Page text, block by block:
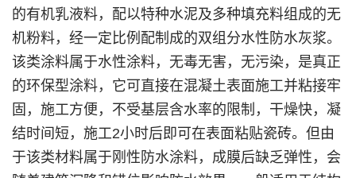
的有机乳液料，配以特种水泥及多种填充料组成的无
机粉料，经一定比例配制成的双组分水性防水灰浆。
该类涂料属于水性涂料，无毒无害，无污染，是真正
的环保型涂料，它可直接在混凝土表面施工并粘接牢
固，施工方便，不受基层含水率的限制，干燥快，凝
结时间短，施工2小时后即可在表面粘贴瓷砖。但由
于该类材料属于刚性防水涂料，成膜后缺乏弹性，会